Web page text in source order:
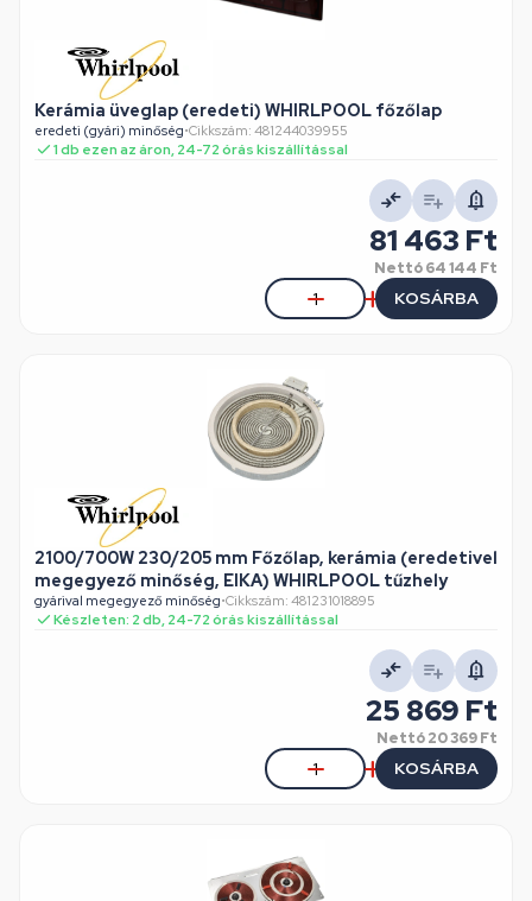
Kerámia üveglap (eredeti) WHIRLPOOL főzőlap
eredeti (gyári) minőség•Cikkszám: 481244039955
1 db ezen az áron, 24-72 órás kiszállítással
81 463 Ft
Nettó64 144 Ft
KOSÁRBA
2100/700W 230/205 mm Főzőlap, kerámia (eredetivel
megegyező minőség, EIKA) WHIRLPOOL tűzhely
gyárival megegyező minőség•Cikkszám: 481231018895
Készleten: 2 db, 24-72 órás kiszállítással
25 869 Ft
Nettó20 369 Ft
KOSÁRBA